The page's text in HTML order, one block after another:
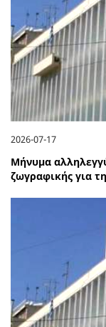
2026-07-17
Μήνυμα
ζωγραφικής για